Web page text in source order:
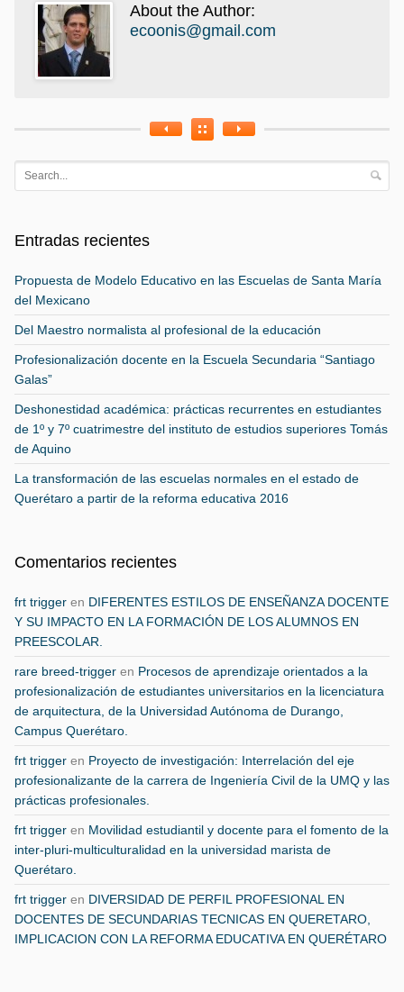
About the Author:
ecoonis@gmail.com
Entradas recientes
Propuesta de Modelo Educativo en las Escuelas de Santa María
del Mexicano
Del Maestro normalista al profesional de la educación
Profesionalización docente en la Escuela Secundaria “Santiago
Galas”
Deshonestidad académica: prácticas recurrentes en estudiantes
de 1º y 7º cuatrimestre del instituto de estudios superiores Tomás
de Aquino
La transformación de las escuelas normales en el estado de
Querétaro a partir de la reforma educativa 2016
Comentarios recientes
frt triggeren DIFERENTES ESTILOS DE ENSEÑANZA DOCENTE
Y SU IMPACTO EN LA FORMACIÓN DE LOS ALUMNOS EN
PREESCOLAR.
rare breed-triggeren Procesos de aprendizaje orientados a la
profesionalización de estudiantes universitarios en la licenciatura
de arquitectura, de la Universidad Autónoma de Durango,
Campus Querétaro.
frt triggeren Proyecto de investigación: Interrelación del eje
profesionalizante de la carrera de Ingeniería Civil de la UMQ y las
prácticas profesionales.
frt triggeren Movilidad estudiantil y docente para el fomento de la
inter-pluri-multiculturalidad en la universidad marista de
Querétaro.
frt triggeren DIVERSIDAD DE PERFIL PROFESIONAL EN
DOCENTES DE SECUNDARIAS TECNICAS EN QUERETARO,
IMPLICACION CON LA REFORMA EDUCATIVA EN QUERÉTARO